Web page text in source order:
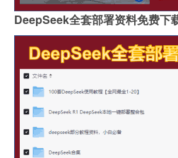
DeepSeek全套部署资料免费下